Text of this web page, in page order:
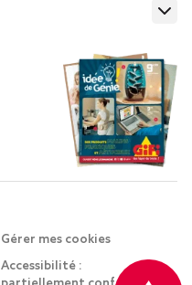
Gérer mes cookies
Accessibilité :